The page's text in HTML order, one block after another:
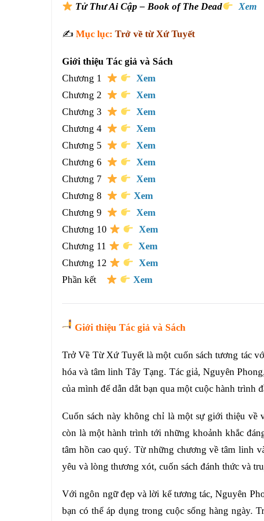
Tử Thư Ai Cập – Book of The Dead
Xem
✍️ Mục lục: Trở về từ Xứ Tuyết
Giới thiệu Tác giả và Sách
Chương 1
Xem
Chương 2
Xem
Chương 3
Xem
Chương 4
Xem
Chương 5
Xem
Chương 6
Xem
Chương 7
Xem
Chương 8
Xem
Chương 9
Xem
Chương 10
Xem
Chương 11
Xem
Chương 12
Xem
Phần kết
Xem
Giới thiệu Tác giả và Sách
Trở Về Từ Xứ Tuyết là một cuốn sách tương tác
hóa và tâm linh Tây Tạng. Tác giả, Nguyên
của mình để dẫn dắt bạn qua một cuộc hành trình
Cuốn sách này không chỉ là một sự giới thiệu về
còn là một hành trình tới những khoảnh khắc
tâm hồn cao quý. Từ những chương về tâm linh
yêu và lòng thương xót, cuốn sách đánh thức và
Với ngôn ngữ đẹp và lời kể tương tác, Nguyên
bạn có thể áp dụng trong cuộc sống hàng ngày.